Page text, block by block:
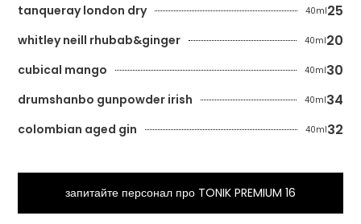
tanqueray london dry 40ml25
whitley neill rhubab&ginger 40ml20
cubical mango 40ml30
drumshanbo gunpowder irish 40ml34
colombian aged gin 40ml32
запитайте персонал про TONIK PREMIUM 16